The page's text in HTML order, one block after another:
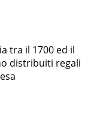
tra il 1700 ed il
distribuiti regali